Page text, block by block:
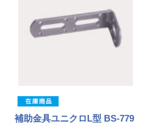
補助金具ユニクロL型 BS-779